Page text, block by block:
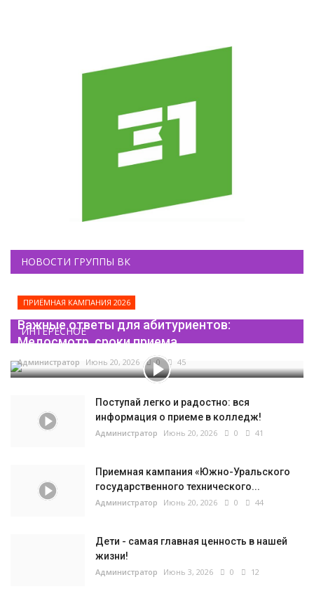
НОВОСТИ ГРУППЫ ВК
ИНТЕРЕСНОЕ
ПРИЁМНАЯ КАМПАНИЯ 2026
Важные ответы для абитуриентов:
Медосмотр, сроки приема...
Администратор Июнь 20, 2026 0 45
Поступай легко и радостно: вся
информация о приеме в колледж!
Администратор Июнь 20, 2026 0 41
Приемная кампания «Южно-Уральского
государственного технического...
Администратор Июнь 20, 2026 0 44
Дети - самая главная ценность в нашей
жизни!
Администратор Июнь 3, 2026 0 12